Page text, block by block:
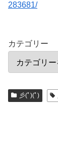
283681/
カテゴリー
彡(ﾟ)(ﾟ)